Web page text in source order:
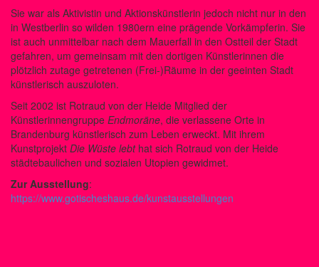
Sie war als Aktivistin und Aktionskünstlerin jedoch nicht nur in den
in Westberlin so wilden 1980ern eine prägende Vorkämpferin. Sie
ist auch unmittelbar nach dem Mauerfall in den Ostteil der Stadt
gefahren, um gemeinsam mit den dortigen Künstlerinnen die
plötzlich zutage getretenen (Frei-)Räume in der geeinten Stadt
künstlerisch auszuloten.
Seit 2002 ist Rotraud von der Heide Mitglied der
Künstlerinnengruppe Endmoräne, die verlassene Orte in
Brandenburg künstlerisch zum Leben erweckt. Mit ihrem
Kunstprojekt Die Wüste lebthat sich Rotraud von der Heide
städtebaulichen und sozialen Utopien gewidmet.
Zur Ausstellung:
https://www.gotischeshaus.de/kunstausstellungen